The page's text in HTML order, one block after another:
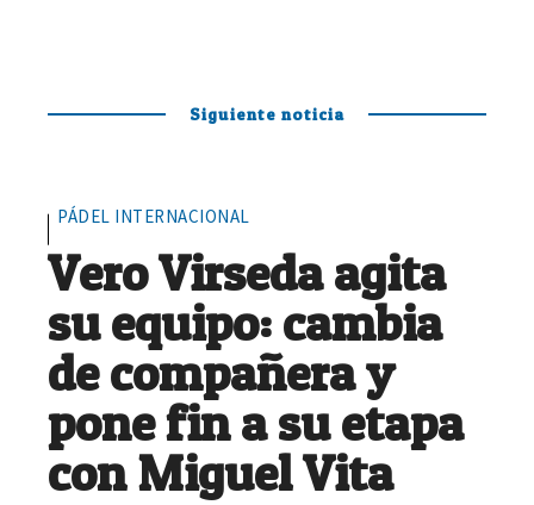
Siguiente noticia
PÁDEL INTERNACIONAL
Vero Virseda agita
su equipo: cambia
de compañera y
pone fin a su etapa
con Miguel Vita